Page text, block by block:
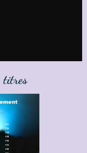
titres